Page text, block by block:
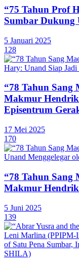
“75 Tahun Prof
Sumbar Dukung
5 Januari 2025
128
“78 Tahun Sang
Makmur
Episentrum
17 Mei 2025
170
“78 Tahun Sang
Makmur
5 Juni 2025
139